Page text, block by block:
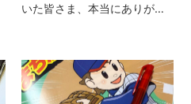
いた皆さま、本当にありがと
まりゅうたさん。（これは鳥
皮はめっちゃ伸びるんですシ
ョットです笑） 実演はもちろ